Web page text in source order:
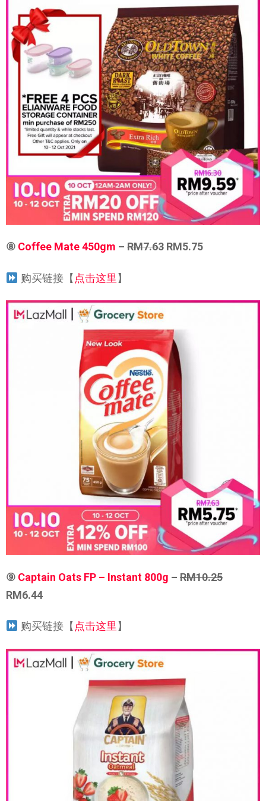
⑧ Coffee Mate 450gm – RM7.63 RM5.75
购买链接【 点击这里 】
⑨ Captain Oats FP – Instant 800g – RM10.25
RM6.44
购买链接【 点击这里 】